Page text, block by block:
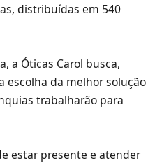
distribuídas em 540
a Óticas Carol busca,
escolha da melhor solução
trabalharão para
estar presente e atender